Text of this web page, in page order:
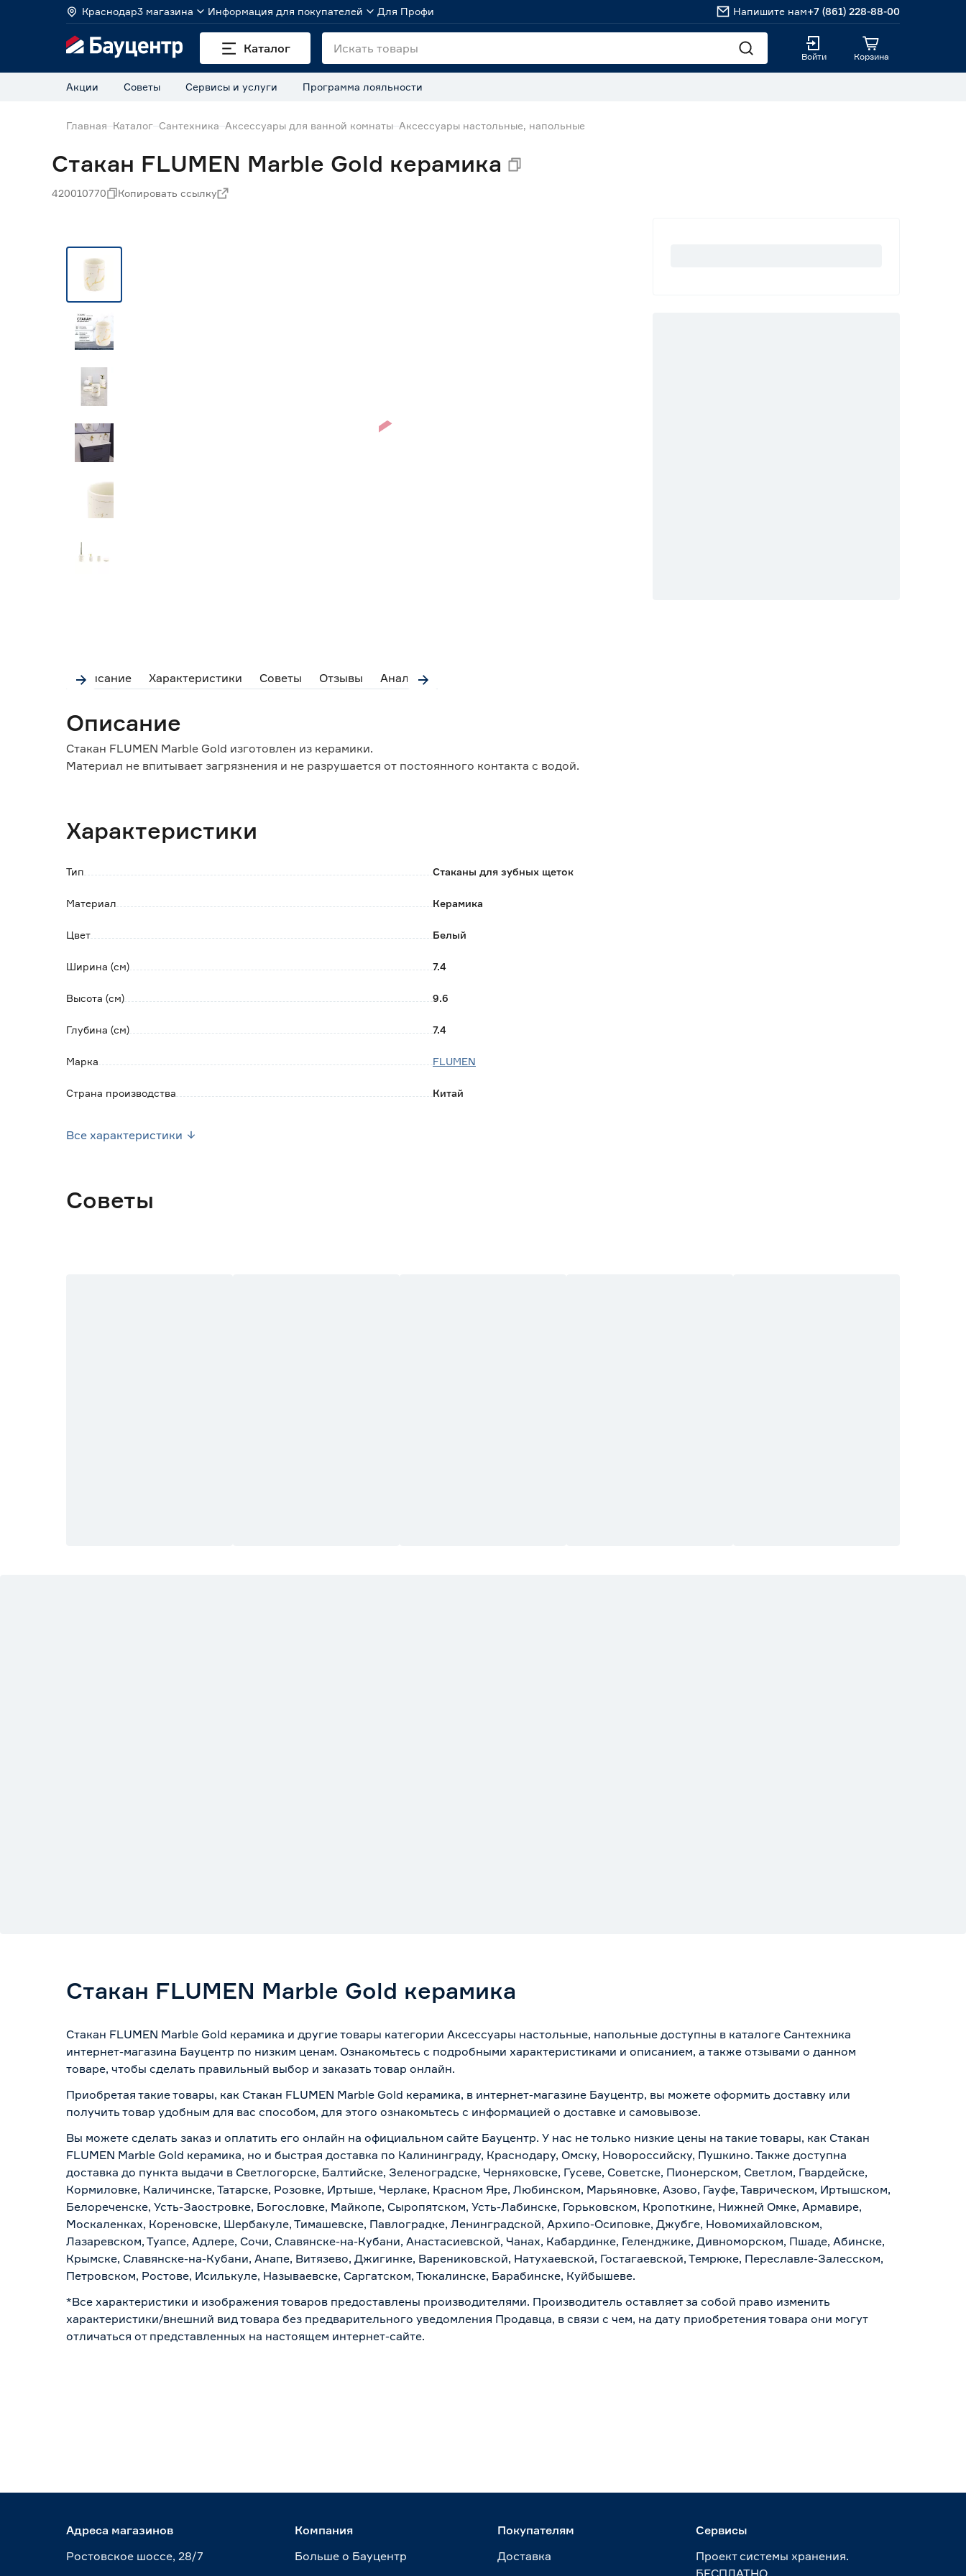
Краснодар3 магазина Информация для покупателей Для Профи Напишите нам+7 (861) 228-88-00
Каталог
Войти Корзина
Акции Советы Сервисы и услуги Программа лояльности
Главная Каталог Сантехника Аксессуары для ванной комнаты Аксессуары настольные, напольные
Стакан FLUMEN Marble Gold керамика
420010770 Копировать ссылку
Описание Характеристики Советы Отзывы Аналоги
Описание
Стакан FLUMEN Marble Gold изготовлен из керамики.
Материал не впитывает загрязнения и не разрушается от постоянного контакта с водой.
Характеристики
Тип Стаканы для зубных щеток
Материал Керамика
Цвет Белый
Ширина (см) 7.4
Высота (см) 9.6
Глубина (см) 7.4
Марка FLUMEN
Страна производства Китай
Все характеристики
Советы
Стакан FLUMEN Marble Gold керамика
Стакан FLUMEN Marble Gold керамика и другие товары категории Аксессуары настольные, напольные доступны в каталоге Сантехника
интернет-магазина Бауцентр по низким ценам. Ознакомьтесь с подробными характеристиками и описанием, а также отзывами о данном
товаре, чтобы сделать правильный выбор и заказать товар онлайн.
Приобретая такие товары, как Стакан FLUMEN Marble Gold керамика, в интернет-магазине Бауцентр, вы можете оформить доставку или
получить товар удобным для вас способом, для этого ознакомьтесь с информацией о доставке и самовывозе.
Вы можете сделать заказ и оплатить его онлайн на официальном сайте Бауцентр. У нас не только низкие цены на такие товары, как Стакан
FLUMEN Marble Gold керамика, но и быстрая доставка по Калининграду, Краснодару, Омску, Новороссийску, Пушкино. Также доступна
доставка до пункта выдачи в Светлогорске, Балтийске, Зеленоградске, Черняховске, Гусеве, Советске, Пионерском, Светлом, Гвардейске,
Кормиловке, Каличинске, Татарске, Розовке, Иртыше, Черлаке, Красном Яре, Любинском, Марьяновке, Азово, Гауфе, Таврическом, Иртышском,
Белореченске, Усть-Заостровке, Богословке, Майкопе, Сыропятском, Усть-Лабинске, Горьковском, Кропоткине, Нижней Омке, Армавире,
Москаленках, Кореновске, Шербакуле, Тимашевске, Павлоградке, Ленинградской, Архипо-Осиповке, Джубге, Новомихайловском,
Лазаревском, Туапсе, Адлере, Сочи, Славянске-на-Кубани, Анастасиевской, Чанах, Кабардинке, Геленджике, Дивноморском, Пшаде, Абинске,
Крымске, Славянске-на-Кубани, Анапе, Витязево, Джигинке, Варениковской, Натухаевской, Гостагаевской, Темрюке, Переславле-Залесском,
Петровском, Ростове, Исилькуле, Называевске, Саргатском, Тюкалинске, Барабинске, Куйбышеве.
*Все характеристики и изображения товаров предоставлены производителями. Производитель оставляет за собой право изменить
характеристики/внешний вид товара без предварительного уведомления Продавца, в связи с чем, на дату приобретения товара они могут
отличаться от представленных на настоящем интернет-сайте.
Адреса магазинов
Ростовское шоссе, 28/7
Компания
Больше о Бауцентр
Покупателям
Доставка
Сервисы
Проект системы хранения.
БЕСПЛАТНО